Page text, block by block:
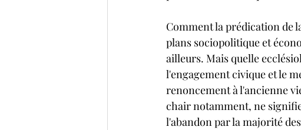
Comment la prédication de
plans sociopolitique et
ailleurs. Mais quelle
l'engagement civique et le
renoncement à l'ancienne
chair notamment, ne
l'abandon par la majorité